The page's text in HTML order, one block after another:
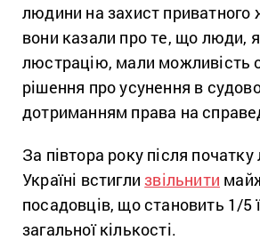
людини на захист
вони казали про те, що люди,
люстрацію, мали можливість
рішення про усунення в
дотриманням права на
За півтора року після початку
Україні встиглизвільнити
посадовців, що становить 1/5
загальної кількості.